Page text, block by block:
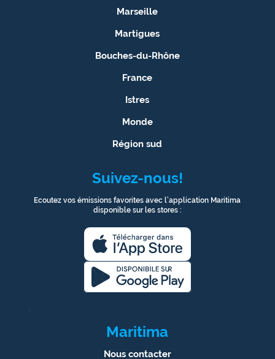
Marseille
Martigues
Bouches-du-Rhône
France
Istres
Monde
Région sud
Suivez-nous!
Ecoutez vos émissions favorites avec l’application Maritima
disponible sur les stores :
1
Maritima
Nous contacter